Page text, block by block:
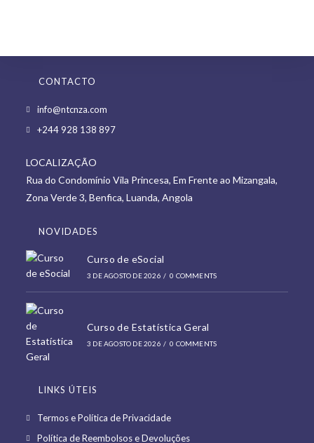
CONTACTO
info@ntcnza.com
in
tab
+244 928 138 897Opens
new
tab
LOCALIZAÇÃO
Rua do Condomínio Vila Princesa, Em Frente ao Mizangala,
Zona Verde 3, Benfica, Luanda, Angola
NOVIDADES
Curso de eSocial
3 DE AGOSTO DE 2026 / 0 COMMENTS
Curso de Estatística Geral
3 DE AGOSTO DE 2026 / 0 COMMENTS
LINKS ÚTEIS
Termos e Política de PrivacidadeOpens
in
Política de Reembolsos e DevoluçõesOpens